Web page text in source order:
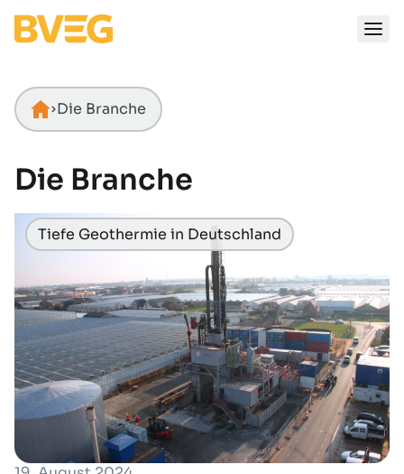
Startseite
Die Branche
Die Branche
Tiefe Geothermie in Deutschland